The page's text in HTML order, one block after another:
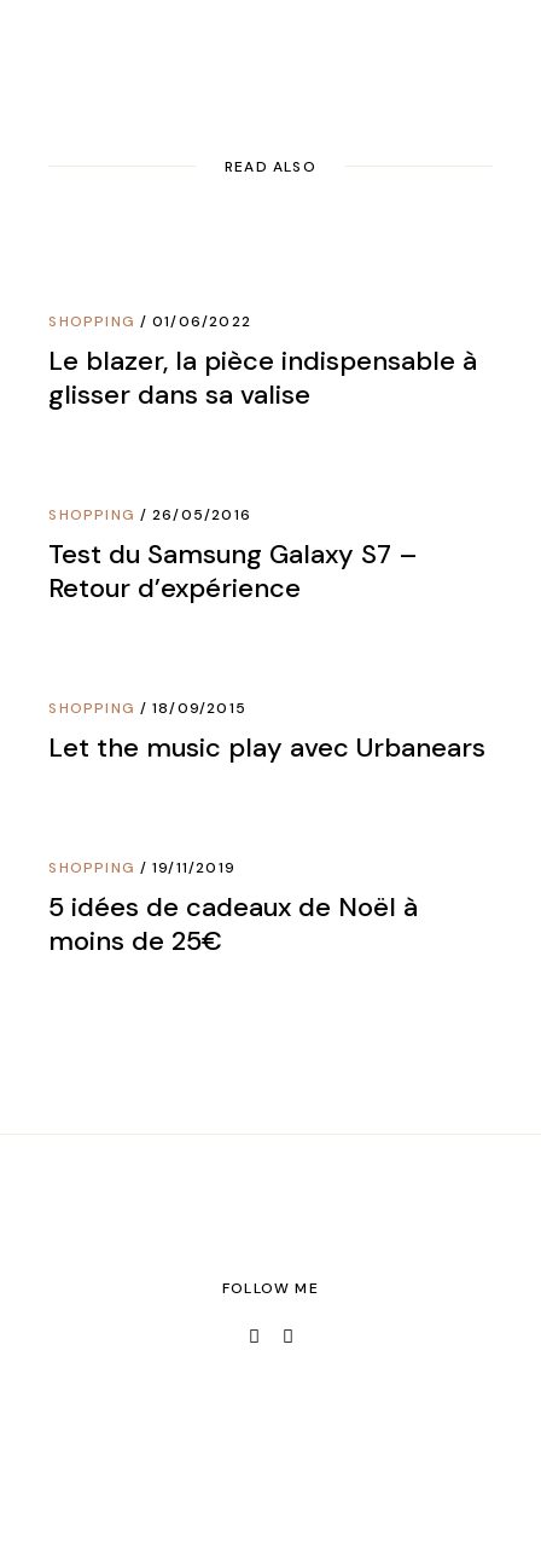
READ ALSO
SHOPPING 01/06/2022
Le blazer, la pièce indispensable à
glisser dans sa valise
SHOPPING 26/05/2016
Test du Samsung Galaxy S7 –
Retour d’expérience
SHOPPING 18/09/2015
Let the music play avec Urbanears
SHOPPING 19/11/2019
5 idées de cadeaux de Noël à
moins de 25€
FOLLOW ME